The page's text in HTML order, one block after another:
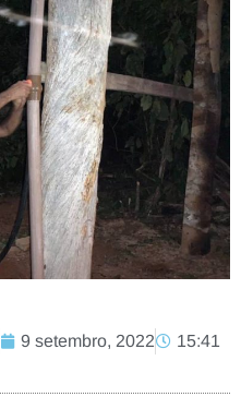
9 setembro, 2022 15:41